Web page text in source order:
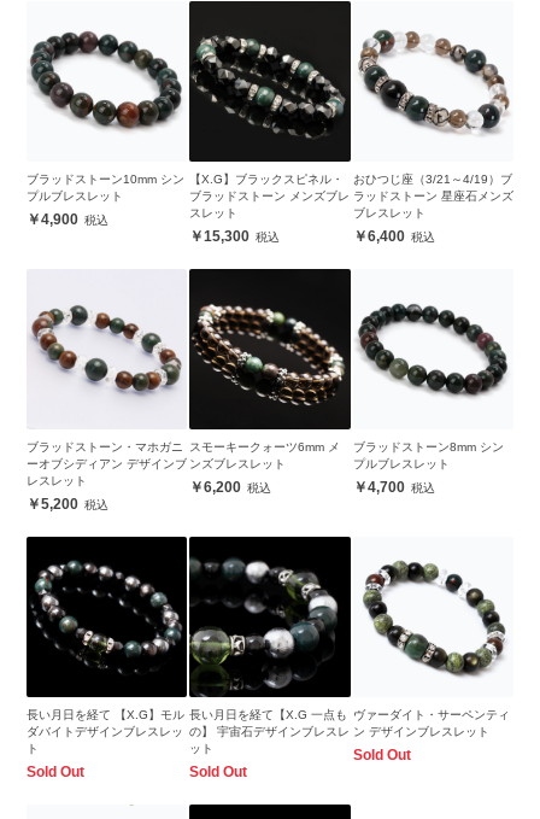
ブラッドストーン10mm シン
プルブレスレット
4,900
【X.G】ブラックスピネル・
ブラッドストーン メンズブレ
スレット
15,300
おひつじ座（3/21～4/19）ブ
ラッドストーン 星座石メンズ
ブレスレット
6,400
ブラッドストーン・マホガニ
ーオブシディアン デザインブ
レスレット
5,200
スモーキークォーツ6mm メ
ンズブレスレット
6,200
ブラッドストーン8mm シン
プルブレスレット
4,700
長い月日を経て 【X.G】モル
ダバイトデザインブレスレッ
ト
Sold Out
長い月日を経て【X.G 一点も
の】 宇宙石デザインブレスレ
ット
Sold Out
ヴァーダイト・サーペンティ
ン デザインブレスレット
Sold Out